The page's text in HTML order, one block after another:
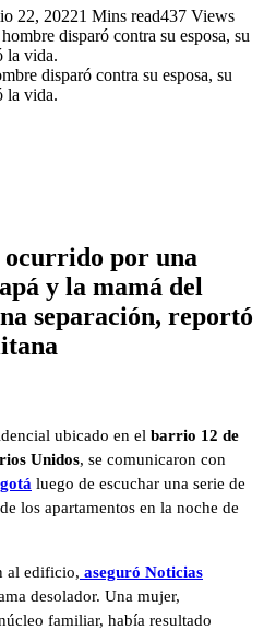
22, 20221 Mins read437 Views
disparó contra su esposa, su
la vida.
por una
y la mamá del
separación, reportó
ubicado en el barrio 12 de
Unidos, se comunicaron con
luego de escuchar una serie de
los apartamentos en la noche de
al edificio, aseguró Noticias
desolador. Una mujer,
familiar, había resultado